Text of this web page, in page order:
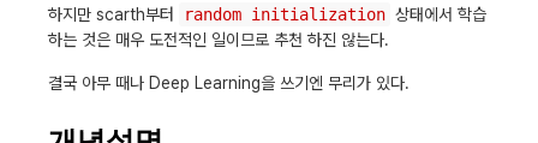
하지만 scarth부터
random initialization 상태에서 학습
하는 것은 매우 도전적인 일이므로 추천 하진 않는다.
결국 아무 때나 Deep Learning을 쓰기엔 무리가 있다.